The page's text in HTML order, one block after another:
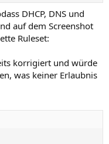
DHCP, DNS und
auf dem Screenshot
Ruleset:
korrigiert und würde
was keiner Erlaubnis